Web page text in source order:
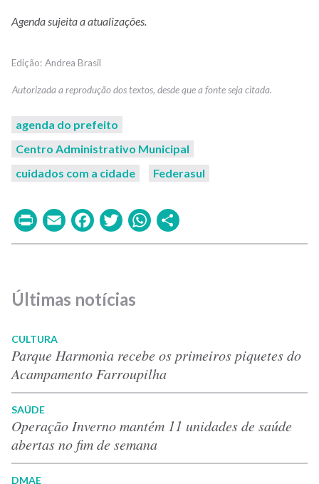
Agenda sujeita a atualizações.
Andrea Brasil
agenda do prefeito
Centro Administrativo Municipal
cuidados com a cidade
Federasul
PrintEmailFacebook
TwitterWhatsApp
Últimas notícias
CULTURA
Parque Harmonia recebe os primeiros piquetes do
Acampamento Farroupilha
SAÚDE
Operação Inverno mantém 11 unidades de saúde
abertas no fim de semana
DMAE